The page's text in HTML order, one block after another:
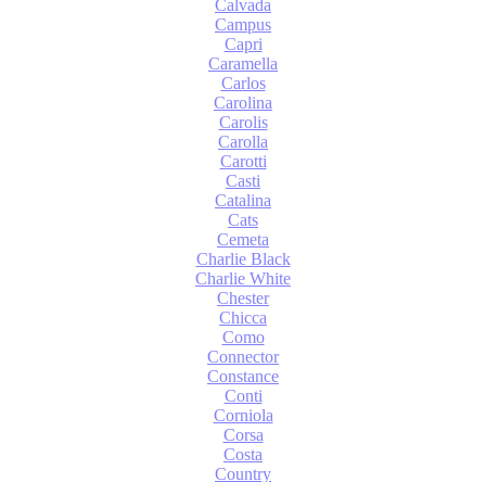
Calvada
Campus
Capri
Caramella
Carlos
Carolina
Carolis
Carolla
Carotti
Casti
Catalina
Cats
Cemeta
Charlie Black
Charlie White
Chester
Chicca
Como
Connector
Constance
Conti
Corniola
Corsa
Costa
Country